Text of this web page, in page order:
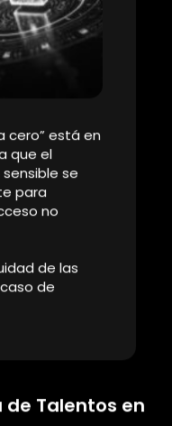
significativo en la
infraestructuras
el
ramsonware